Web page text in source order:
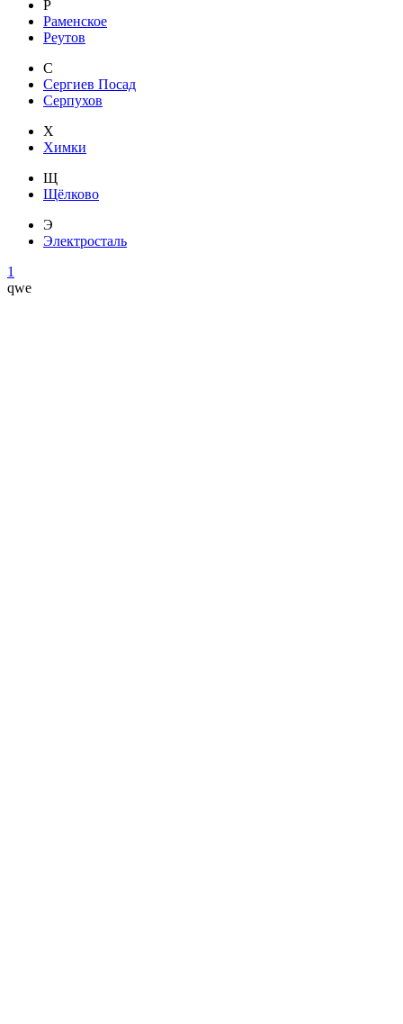
Р
Раменское
Реутов
С
Сергиев Посад
Серпухов
Х
Химки
Щ
Щёлково
Э
Электросталь
1
qwe